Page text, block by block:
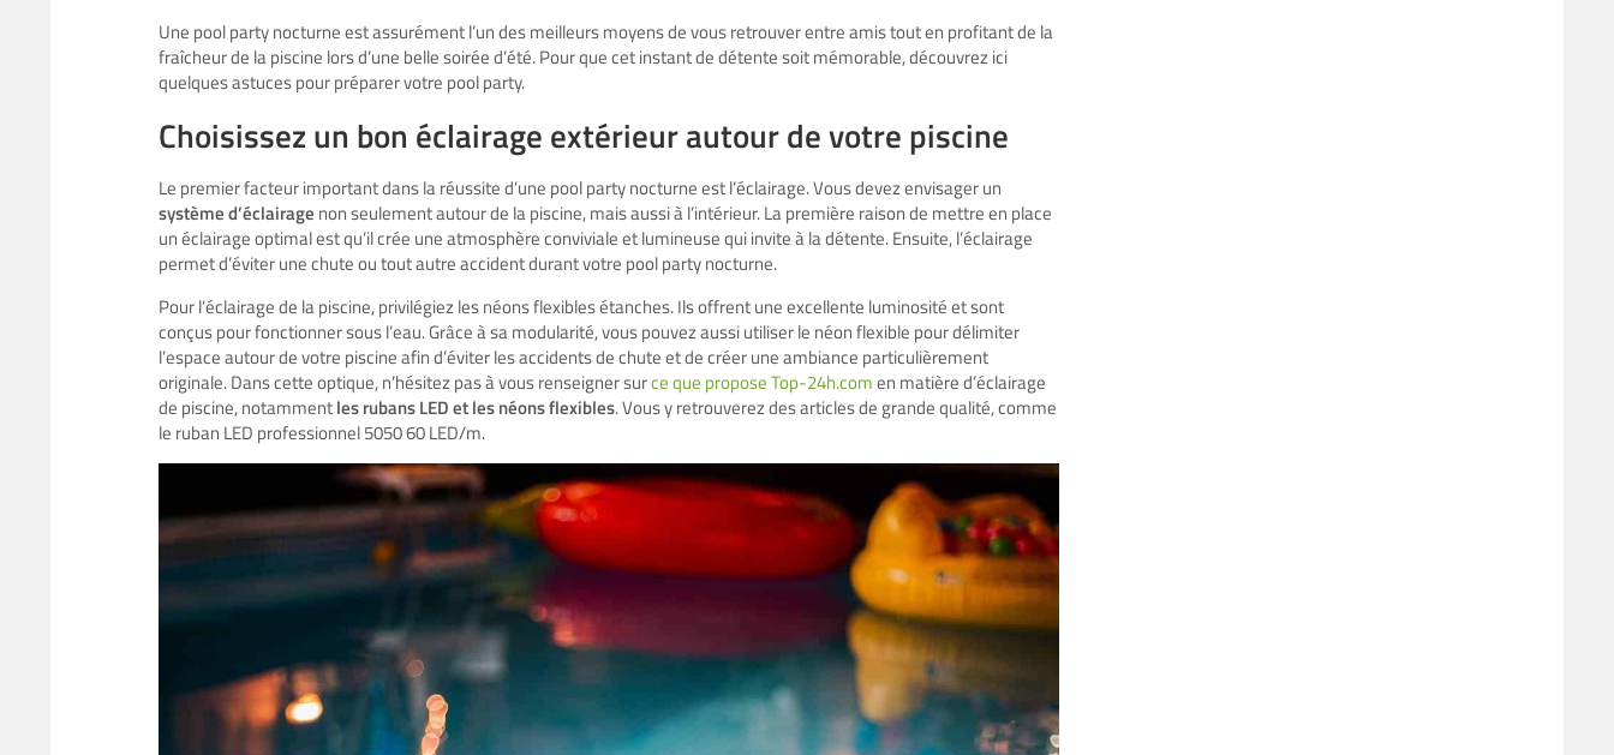
Une pool party nocturne est assurément l’un des meilleurs moyens de vous retrouver entre amis tout en profitant de la
fraîcheur de la piscine lors d’une belle soirée d’été. Pour que cet instant de détente soit mémorable, découvrez ici
quelques astuces pour préparer votre pool party.
Choisissez un bon éclairage extérieur autour de votre piscine
Le premier facteur important dans la réussite d’une pool party nocturne est l’éclairage. Vous devez envisager un
système d’éclairage non seulement autour de la piscine, mais aussi à l’intérieur. La première raison de mettre en place
un éclairage optimal est qu’il crée une atmosphère conviviale et lumineuse qui invite à la détente. Ensuite, l’éclairage
permet d’éviter une chute ou tout autre accident durant votre pool party nocturne.
Pour l’éclairage de la piscine, privilégiez les néons flexibles étanches. Ils offrent une excellente luminosité et sont
conçus pour fonctionner sous l’eau. Grâce à sa modularité, vous pouvez aussi utiliser le néon flexible pour délimiter
l’espace autour de votre piscine afin d’éviter les accidents de chute et de créer une ambiance particulièrement
originale. Dans cette optique, n’hésitez pas à vous renseigner surce que propose Top-24h.comen matière d’éclairage
de piscine, notammentles rubans LED et les néons flexibles. Vous y retrouverez des articles de grande qualité, comme
le ruban LED professionnel 5050 60 LED/m.